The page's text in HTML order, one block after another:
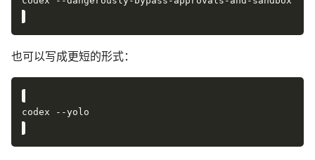
也可以写成更短的形式：